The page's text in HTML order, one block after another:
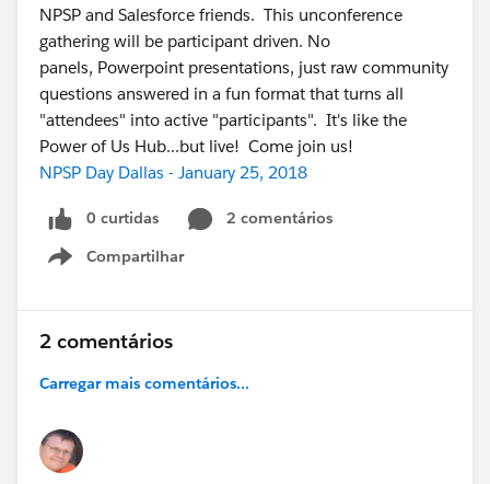
NPSP and Salesforce friends. This unconference
gathering will be participant driven. No
panels, Powerpoint presentations, just raw community
questions answered in a fun format that turns all
"attendees" into active "participants". It's like the
Power of Us Hub...but live! Come join us!
NPSP Day Dallas - January 25, 2018
0 curtidas
2 comentários
Compartilhar
Show menu
2 comentários
Carregar mais comentários...